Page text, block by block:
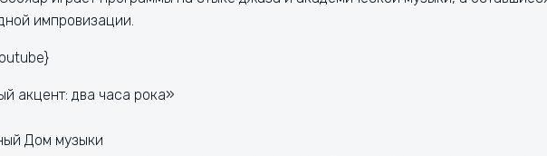
импровизации.
акцент: два часа рока»
Дом музыки